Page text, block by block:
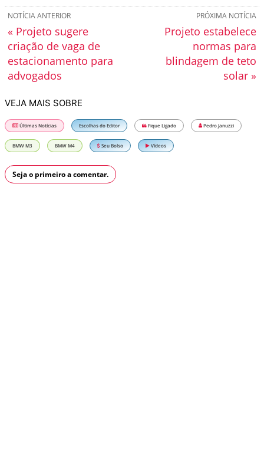
PRÓXIMA NOTÍCIA
Projeto estabelece
normas para
blindagem de teto
solar »
NOTÍCIA ANTERIOR
« Projeto sugere
criação de vaga de
estacionamento para
advogados
VEJA MAIS SOBRE
Últimas Notícias Escolhas do Editor Fique Ligado Pedro Januzzi
BMW M3 BMW M4 Seu Bolso Vídeos
Seja o primeiro a comentar.